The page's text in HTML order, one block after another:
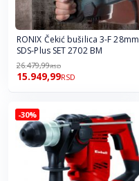
RONIX Čekić bušilica 3-F 28mm
SDS-Plus SET 2702 BM
26.479,99RSD
15.949,99RSD
-30%